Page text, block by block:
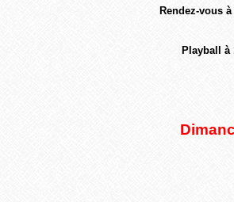
Rendez-vous
Playball à